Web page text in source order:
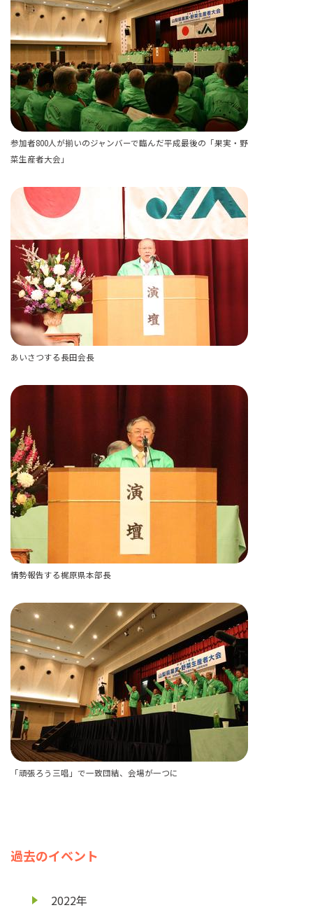
参加者800人が揃いのジャンバーで臨んだ平成最後の「果実・野
菜生産者大会」
あいさつする長田会長
情勢報告する梶原県本部長
「頑張ろう三唱」で一致団結、会場が一つに
過去のイベント
2022年